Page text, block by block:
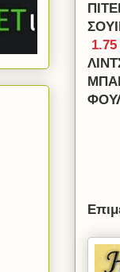
1.75